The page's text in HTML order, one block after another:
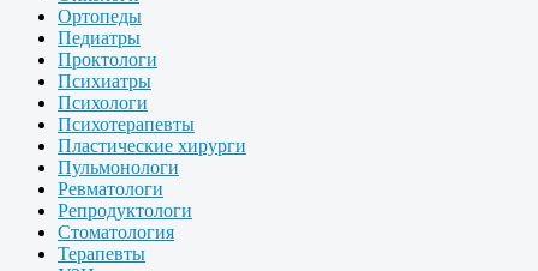
Ортопеды
Педиатры
Проктологи
Психиатры
Психологи
Психотерапевты
Пластические хирурги
Пульмонологи
Ревматологи
Репродуктологи
Стоматология
Терапевты